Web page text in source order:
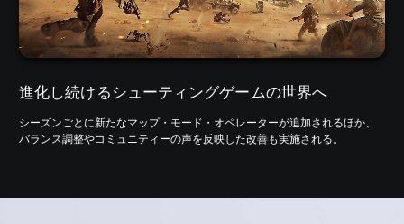
進化し続けるシューティングゲームの世界へ
シーズンごとに新たなマップ・モード・オペレーターが追加されるほか、
バランス調整やコミュニティーの声を反映した改善も実施される。